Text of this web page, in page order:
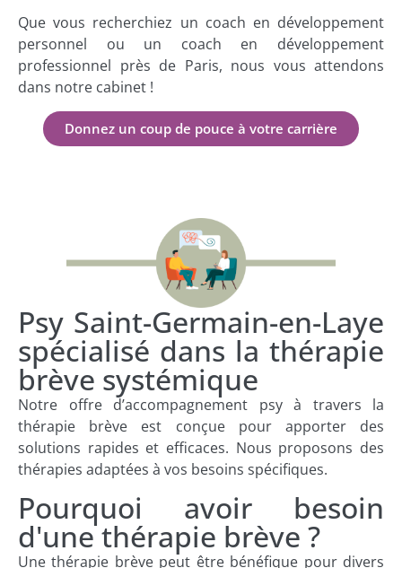
Que vous recherchiez un coach en développement
personnel ou un coach en développement
professionnel près de Paris, nous vous attendons
dans notre cabinet !
Donnez un coup de pouce à votre carrière
Psy Saint-Germain-en-Laye
spécialisé dans la thérapie
brève systémique
Notre offre d’accompagnement psy à travers la
thérapie brève est conçue pour apporter des
solutions rapides et efficaces. Nous proposons des
thérapies adaptées à vos besoins spécifiques.
Pourquoi avoir besoin
d'une thérapie brève ?
Une thérapie brève peut être bénéfique pour divers